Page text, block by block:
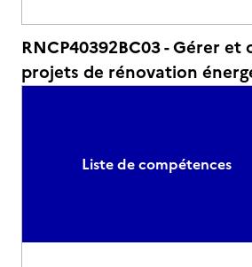
RNCP40392BC03 - Gérer
projets de rénovation
Liste de compétences